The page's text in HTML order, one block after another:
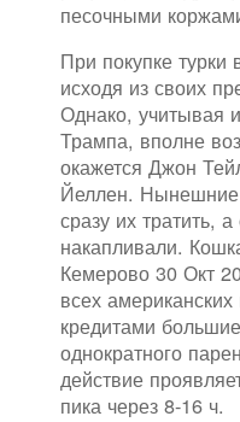
песочными
При покупке
исходя из своих
Однако, учитывая
Трампа, вполне
окажется Джон
Йеллен.
сразу их тратить,
накапливали.
Кемерово 30 Окт
всех
кредитами
однократного
действие
пика через 8-16 ч.